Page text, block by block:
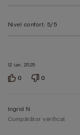
12 ian. 2025
Nivel confort: 5/5
0 0
Ingrid N
Cumpărător verificat